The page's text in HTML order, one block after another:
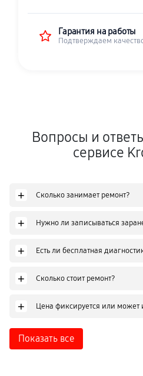
Гарантия на работы
Подтверждаем
Вопросы и
сервисе
+ Сколько занимает ремонт?
+ Нужно ли записываться
+ Есть ли бесплатная
+ Сколько стоит ремонт?
+ Цена фиксируется или может
Показать все